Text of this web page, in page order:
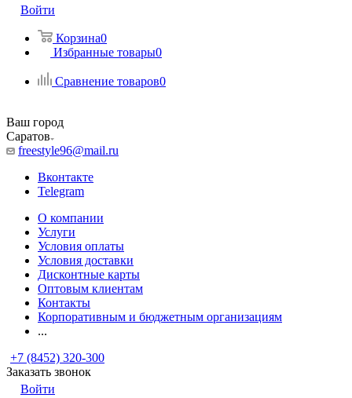
Войти
Корзина0
Избранные товары0
Сравнение товаров0
Ваш город
Саратов
freestyle96@mail.ru
Вконтакте
Telegram
О компании
Услуги
Условия оплаты
Условия доставки
Дисконтные карты
Оптовым клиентам
Контакты
Корпоративным и бюджетным организациям
...
+7 (8452) 320-300
Заказать звонок
Войти